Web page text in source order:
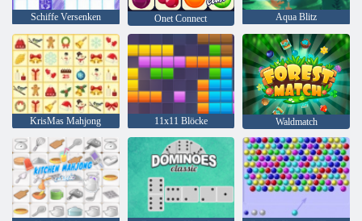
Schiffe Versenken Onet Connect Aqua Blitz
KrisMas Mahjong 11x11 Blöcke Waldmatch